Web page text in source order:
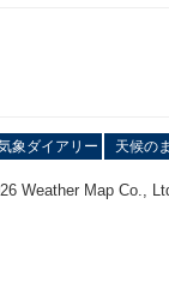
象ダイアリー 天候の
Weather Map Co.,